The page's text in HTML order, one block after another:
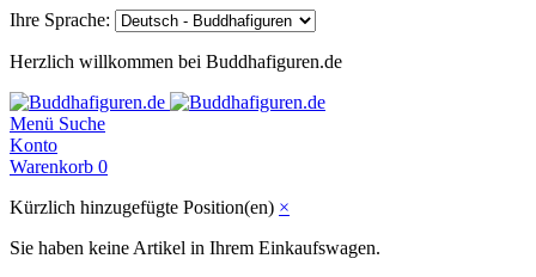
Ihre Sprache:
Herzlich willkommen bei Buddhafiguren.de
Menü Suche
Konto
Warenkorb 0
Kürzlich hinzugefügte Position(en) ×
Sie haben keine Artikel in Ihrem Einkaufswagen.